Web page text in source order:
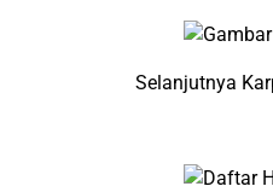
Selanjutnya